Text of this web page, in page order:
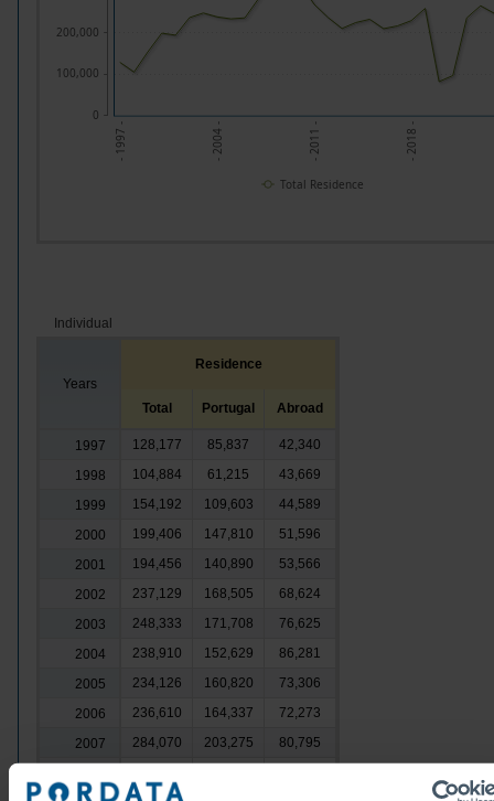
- 1997 - - 2004 - - 2011 - - 2018 -
0
100,000
200,000
Total Residence
Individual
Years
Residence
Total Portugal Abroad
1997 128,177 85,837
42,340
1998
104,884 61,215
43,669
1999
154,192 109,603
44,589
2000
199,406 147,810
51,596
2001
194,456 140,890
53,566
2002
237,129 168,505
68,624
2003
248,333 171,708
76,625
2004
238,910 152,629
86,281
2005
234,126 160,820
73,306
2006
236,610 164,337
72,273
2007
284,070 203,275
80,795